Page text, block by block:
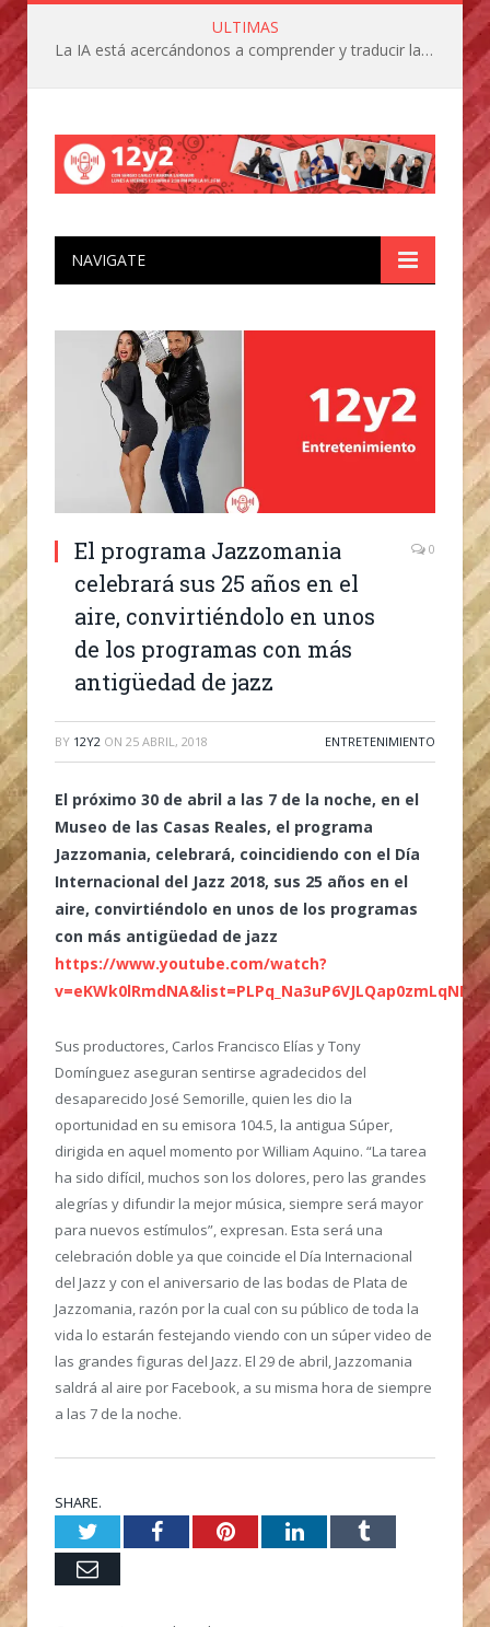
ULTIMAS
La IA está acercándonos a comprender y traducir las vocalizaciones y comportamientos de nuestras mascotas
NAVIGATE
El programa Jazzomania
celebrará sus 25 años en el
aire, convirtiéndolo en unos
de los programas con más
antigüedad de jazz
0
BY 12Y2 ON 25 ABRIL, 2018 ENTRETENIMIENTO
El próximo 30 de abril a las 7 de la noche, en el
Museo de las Casas Reales, el programa
Jazzomania, celebrará, coincidiendo con el Día
Internacional del Jazz 2018, sus 25 años en el
aire, convirtiéndolo en unos de los programas
con más antigüedad de jazz
https://www.youtube.com/watch?
Sus productores, Carlos Francisco Elías y Tony
Domínguez aseguran sentirse agradecidos del
desaparecido José Semorille, quien les dio la
oportunidad en su emisora 104.5, la antigua Súper,
dirigida en aquel momento por William Aquino. “La tarea
ha sido difícil, muchos son los dolores, pero las grandes
alegrías y difundir la mejor música, siempre será mayor
para nuevos estímulos”, expresan. Esta será una
celebración doble ya que coincide el Día Internacional
del Jazz y con el aniversario de las bodas de Plata de
Jazzomania, razón por la cual con su público de toda la
vida lo estarán festejando viendo con un súper video de
las grandes figuras del Jazz. El 29 de abril, Jazzomania
saldrá al aire por Facebook, a su misma hora de siempre
a las 7 de la noche.
SHARE.
TwitterFacebookPinterestLinkedInTumblr
Email